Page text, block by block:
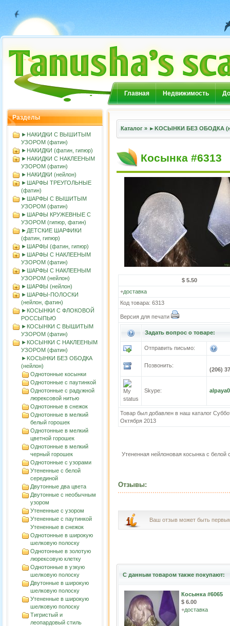
Главная Недвижимость
Разделы
►НАКИДКИ С ВЫШИТЫМ
УЗОРОМ (фатин)
►НАКИДКИ (фатин, гипюр)
►НАКИДКИ С НАКЛЕЕНЫМ
УЗОРОМ (фатин)
►НАКИДКИ (нейлон)
►ШАРФЫ ТРЕУГОЛЬНЫЕ
(фатин)
►ШАРФЫ С ВЫШИТЫМ
УЗОРОМ (фатин)
►ШАРФЫ КРУЖЕВНЫЕ С
УЗОРОМ (гипюр, фатин)
►ДЕТСКИЕ ШАРФИКИ
(фатин, гипюр)
►ШАРФЫ (фатин, гипюр)
►ШАРФЫ С НАКЛЕЕНЫМ
УЗОРОМ (фатин)
►ШАРФЫ С НАКЛЕЕНЫМ
УЗОРОМ (нейлон)
►ШАРФЫ (нейлон)
►ШАРФЫ-ПОЛОСКИ
(нейлон, фатин)
►КОСЫНКИ С ФЛОКОВОЙ
РОССЫПЬЮ
►КОСЫНКИ С ВЫШИТЫМ
УЗОРОМ (фатин)
►КОСЫНКИ С НАКЛЕЕНЫМ
УЗОРОМ (фатин)
►KOСЫНКИ БЕЗ ОБОДКА
(нейлон)
Однотонные косынки
Однотонные с паутинкой
Однотонные с радужной
люрексовой нитью
Однотонные в снежок
Однотонные в мелкий
белый горошек
Однотонные в мелкий
цветной горошек
Однотонные в мелкий
черный горошек
Однотонные с узорами
Утененные с белой
серединой
Двутонные два цвета
Двутонные с необычным
узором
Утененные с узором
Утененные с паутинкой
Утененные в снежок
Однотонные в широкую
шелковую полоску
Однотонные в золотую
люрексовую клетку
Однотонные в узкую
шелковую полоску
Двутонные в широкую
шелковую полоску
Утененные в широкую
шелковую полоску
Тигристый и
леопардовый стиль
Каталог » ►KOСЫНКИ БЕЗ ОБОДКА
Косынка #6313
$ 5.50
+доставка
Код товара: 6313
Версия для печати
Задать вопрос о товаре:
Отправить письмо:
Позвонить:
(206)
Skype:
Товар был добавлен в наш каталог
Октября 2013
Утененная нейлоновая косынка с
Отзывы:
Ваш отзыв может быть
С данным товаром также покупают:
Косынка #6065
$ 6.00
+доставка